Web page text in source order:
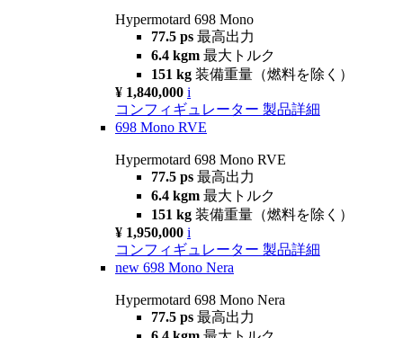
Hypermotard 698 Mono
77.5 ps 最高出力
6.4 kgm 最大トルク
151 kg 装備重量（燃料を除く）
¥ 1,840,000 i
コンフィギュレーター 製品詳細
698 Mono RVE
Hypermotard 698 Mono RVE
77.5 ps 最高出力
6.4 kgm 最大トルク
151 kg 装備重量（燃料を除く）
¥ 1,950,000 i
コンフィギュレーター 製品詳細
new 698 Mono Nera
Hypermotard 698 Mono Nera
77.5 ps 最高出力